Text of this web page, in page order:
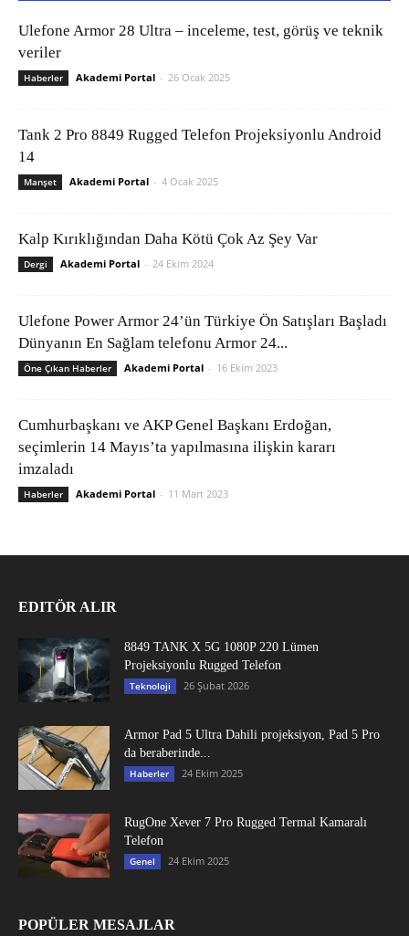
Ulefone Armor 28 Ultra – inceleme, test, görüş ve teknik
veriler
Haberler Akademi Portal - 26 Ocak 2025
Tank 2 Pro 8849 Rugged Telefon Projeksiyonlu Android
14
Manşet Akademi Portal - 4 Ocak 2025
Kalp Kırıklığından Daha Kötü Çok Az Şey Var
Dergi Akademi Portal - 24 Ekim 2024
Ulefone Power Armor 24’ün Türkiye Ön Satışları Başladı
Dünyanın En Sağlam telefonu Armor 24...
Öne Çıkan Haberler Akademi Portal - 16 Ekim 2023
Cumhurbaşkanı ve AKP Genel Başkanı Erdoğan,
seçimlerin 14 Mayıs’ta yapılmasına ilişkin kararı
imzaladı
Haberler Akademi Portal - 11 Mart 2023
EDITÖR ALIR
8849 TANK X 5G 1080P 220 Lümen
Projeksiyonlu Rugged Telefon
Teknoloji 26 Şubat 2026
Armor Pad 5 Ultra Dahili projeksiyon, Pad 5 Pro
da beraberinde...
Haberler 24 Ekim 2025
RugOne Xever 7 Pro Rugged Termal Kamaralı
Telefon
Genel 24 Ekim 2025
POPÜLER MESAJLAR